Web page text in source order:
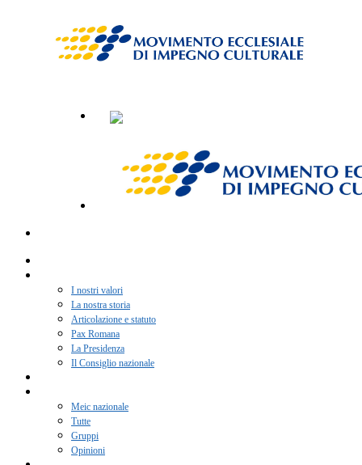
I nostri valori
La nostra storia
Articolazione e statuto
Pax Romana
La Presidenza
Il Consiglio nazionale
Meic nazionale
Tutte
Gruppi
Opinioni